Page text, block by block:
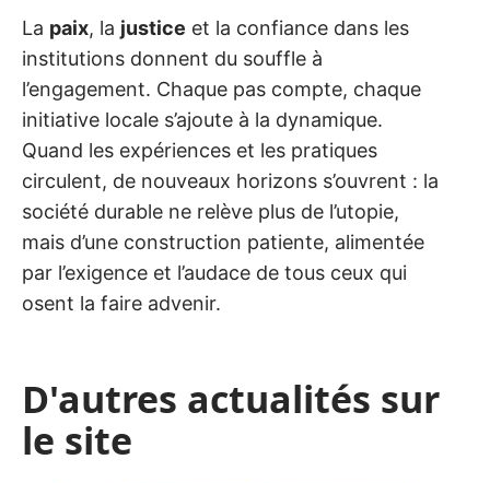
La paix, la justice et la confiance dans les
institutions donnent du souffle à
l’engagement. Chaque pas compte, chaque
initiative locale s’ajoute à la dynamique.
Quand les expériences et les pratiques
circulent, de nouveaux horizons s’ouvrent : la
société durable ne relève plus de l’utopie,
mais d’une construction patiente, alimentée
par l’exigence et l’audace de tous ceux qui
osent la faire advenir.
D'autres actualités sur
le site